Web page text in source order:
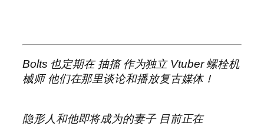
Bolts 也定期在抽搐作为独立 Vtuber螺栓机
械师 他们在那里谈论和播放复古媒体！
隐形人和他即将成为的妻子目前正在